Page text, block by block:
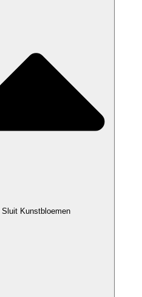
Sluit Kunstbloemen